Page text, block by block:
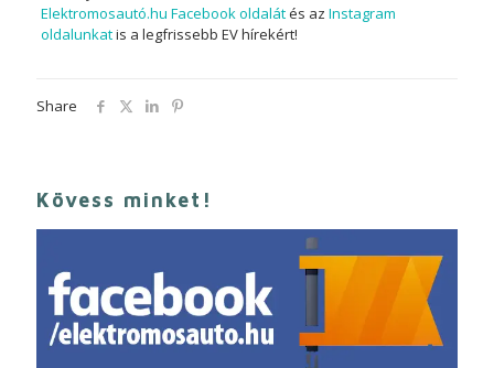
Elektromosautó.hu Facebook oldalátés az Instagram
oldalunkatis a legfrissebb EV hírekért!
Share
Kövess minket!